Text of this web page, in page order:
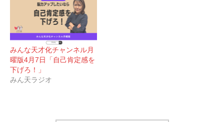
みんな天才化チャンネル月
曜版4月7日「自己肯定感を
下げろ！」
みん天ラジオ